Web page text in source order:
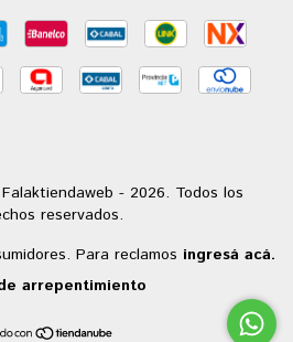
- 2026. Todos los
reservados.
Para reclamos ingresá acá.
arrepentimiento